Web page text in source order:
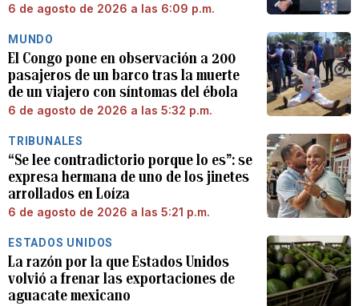
6 de agosto de 2026 a las 6:09 p.m.
MUNDO
El Congo pone en observación a 200
pasajeros de un barco tras la muerte
de un viajero con síntomas del ébola
6 de agosto de 2026 a las 5:32 p.m.
TRIBUNALES
“Se lee contradictorio porque lo es”: se
expresa hermana de uno de los jinetes
arrollados en Loíza
6 de agosto de 2026 a las 5:21 p.m.
ESTADOS UNIDOS
La razón por la que Estados Unidos
volvió a frenar las exportaciones de
aguacate mexicano